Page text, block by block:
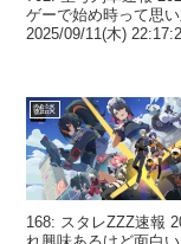
ゲーで始め時って思
2025/09/11(木)
雑談
168: スタレZZZ速報